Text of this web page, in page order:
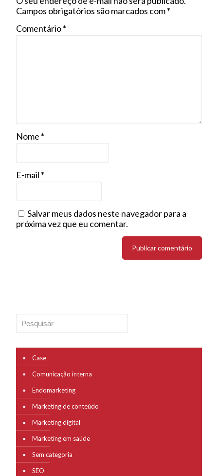
Campos obrigatórios são marcados com*
Comentário*
Nome *
E-mail *
Salvar meus dados neste navegador para a
próxima vez que eu comentar.
Pesquisar
Case
Comunicação interna
Endomarketing
Marketing de conteúdo
Marketing digital
Marketing em saúde
Sem categoria
SEO